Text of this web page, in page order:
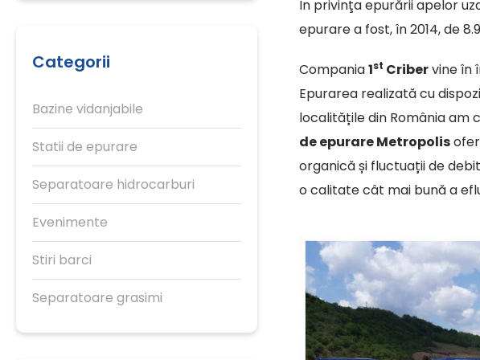
Categorii
Bazine vidanjabile
Statii de epurare
Separatoare hidrocarburi
Evenimente
Stiri barci
Separatoare grasimi
În privinţa epurării apelor
epurare a fost, în 2014, de
Compania1st Cribervine în
Epurarea realizată cu
localitățile din România am
de epurare Metropolis
organică și fluctuații de
o calitate cât mai bună a